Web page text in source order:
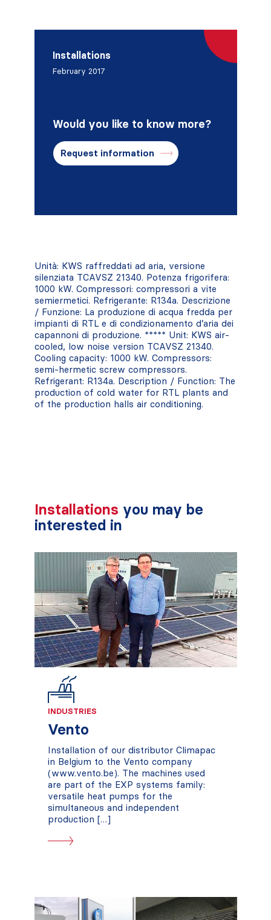
Installations
February 2017
Would you like to know more?
Request information
Unità: KWS raffreddati ad aria, versione
silenziata TCAVSZ 21340. Potenza frigorifera:
1000 kW. Compressori: compressori a vite
semiermetici. Refrigerante: R134a. Descrizione
/ Funzione: La produzione di acqua fredda per
impianti di RTL e di condizionamento d’aria dei
capannoni di produzione. ***** Unit: KWS air-
cooled, low noise version TCAVSZ 21340.
Cooling capacity: 1000 kW. Compressors:
semi-hermetic screw compressors.
Refrigerant: R134a. Description / Function: The
production of cold water for RTL plants and
of the production halls air conditioning.
Installations you may be
interested in
INDUSTRIES
Vento
Installation of our distributor Climapac
in Belgium to the Vento company
(www.vento.be). The machines used
are part of the EXP systems family:
versatile heat pumps for the
simultaneous and independent
production […]